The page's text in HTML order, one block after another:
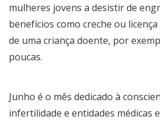
mulheres jovens a desistir de
benefícios como creche ou
de uma criança doente, por
poucas.
Junho é o mês dedicado à
infertilidade e entidades médicas